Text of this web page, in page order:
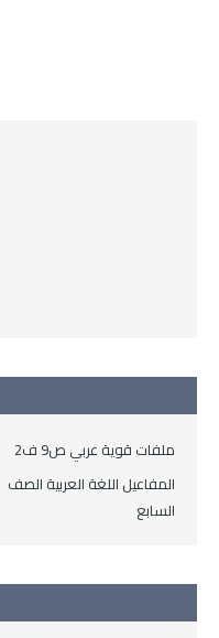
ملفات قوية عربي ص9 ف2
المفاعيل اللغة العربية الصف
السابع